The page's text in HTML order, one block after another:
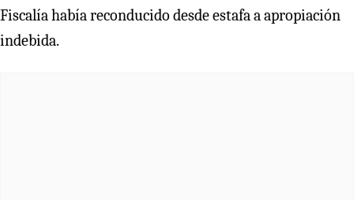
Fiscalía había reconducido desde estafa a apropiación
indebida.